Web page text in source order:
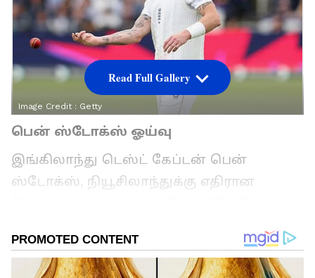
Image Credit : Getty
பென் ஸ்டோக்ஸ் ஓய்வு
இங்கிலாந்து டெஸ்ட் கேப்டன் பென்
ஸ்டோக்ஸ், நியூசிலாந்துக்கு எதிரான
அறிவித்துள்ளார். இது கிரிக்கெட்
ரசிகர்களிடையே பெரும் அதிர்ச்சியை
Read Full Gallery